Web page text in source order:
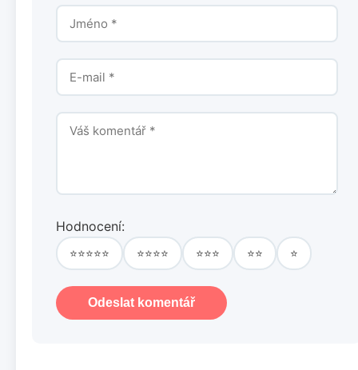
Hodnocení:
⭐⭐⭐⭐⭐ ⭐⭐⭐⭐ ⭐⭐⭐ ⭐⭐ ⭐
Odeslat komentář